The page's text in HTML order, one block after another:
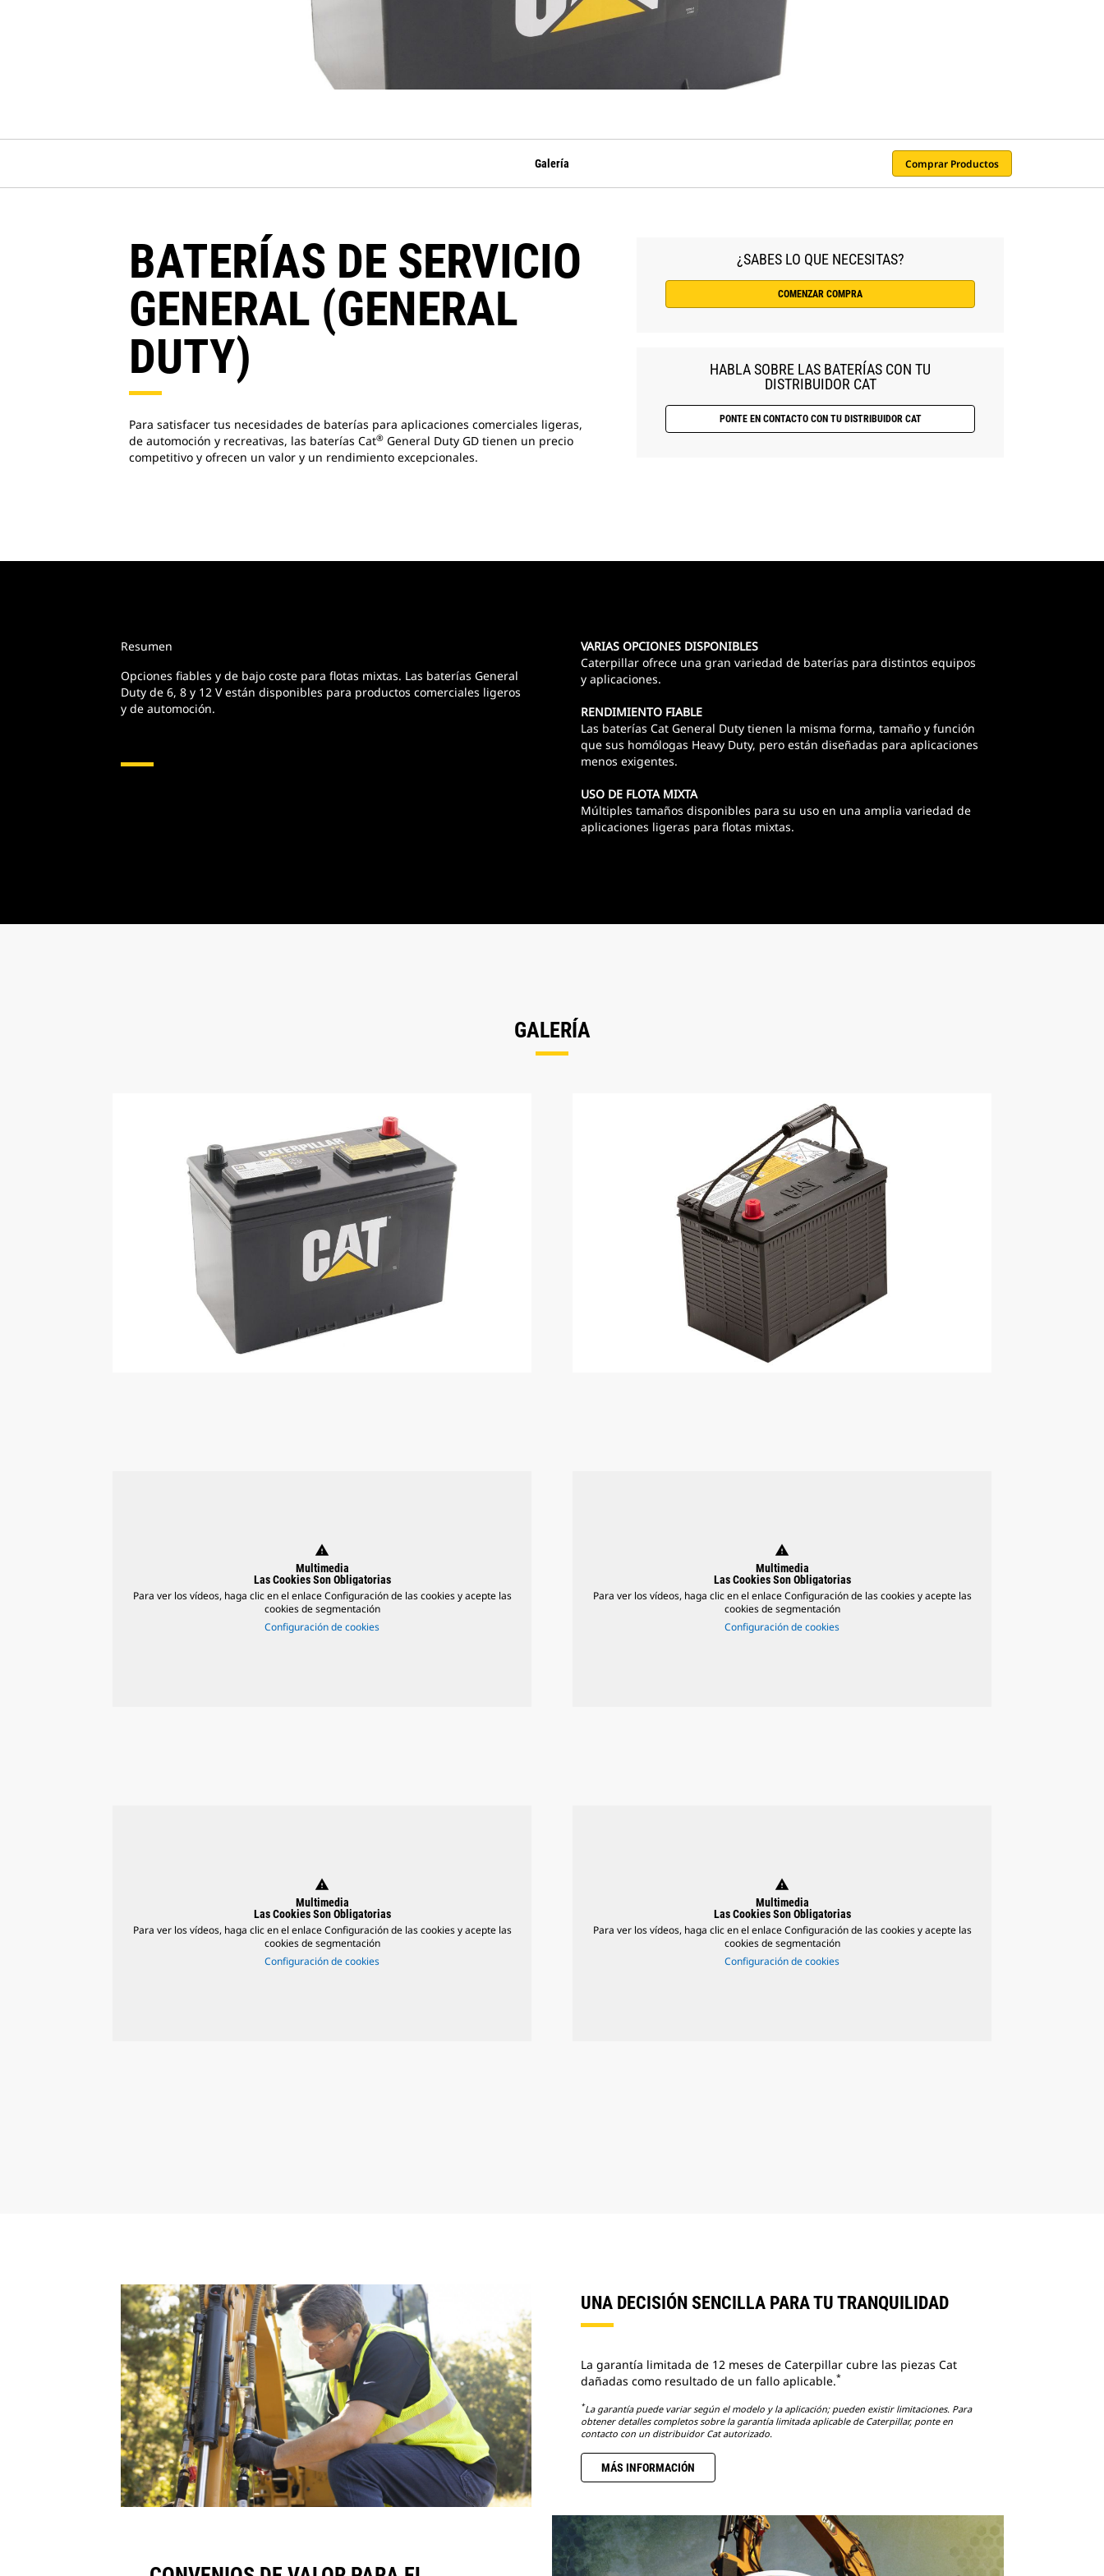
Galería Comprar Productos
BATERÍAS DE SERVICIO
GENERAL (GENERAL
DUTY)
Para satisfacer tus necesidades de baterías para aplicaciones comerciales ligeras,
de automoción y recreativas, las baterías Cat® General Duty GD tienen un precio
competitivo y ofrecen un valor y un rendimiento excepcionales.
¿SABES LO QUE NECESITAS?
COMENZAR COMPRA
HABLA SOBRE LAS BATERÍAS CON TU
DISTRIBUIDOR CAT
PONTE EN CONTACTO CON TU DISTRIBUIDOR CAT
Resumen
Opciones fiables y de bajo coste para flotas mixtas. Las baterías General
Duty de 6, 8 y 12 V están disponibles para productos comerciales ligeros
y de automoción.
VARIAS OPCIONES DISPONIBLES
Caterpillar ofrece una gran variedad de baterías para distintos equipos
y aplicaciones.
RENDIMIENTO FIABLE
Las baterías Cat General Duty tienen la misma forma, tamaño y función
que sus homólogas Heavy Duty, pero están diseñadas para aplicaciones
menos exigentes.
USO DE FLOTA MIXTA
Múltiples tamaños disponibles para su uso en una amplia variedad de
aplicaciones ligeras para flotas mixtas.
GALERÍA
warning
Multimedia
Las Cookies Son Obligatorias
Para ver los vídeos, haga clic en el enlace Configuración de las cookies y acepte las
cookies de segmentación
Configuración de cookies
warning
Multimedia
Las Cookies Son Obligatorias
Para ver los vídeos, haga clic en el enlace Configuración de las cookies y acepte las
cookies de segmentación
Configuración de cookies
warning
Multimedia
Las Cookies Son Obligatorias
Para ver los vídeos, haga clic en el enlace Configuración de las cookies y acepte las
cookies de segmentación
Configuración de cookies
warning
Multimedia
Las Cookies Son Obligatorias
Para ver los vídeos, haga clic en el enlace Configuración de las cookies y acepte las
cookies de segmentación
Configuración de cookies
UNA DECISIÓN SENCILLA PARA TU TRANQUILIDAD
La garantía limitada de 12 meses de Caterpillar cubre las piezas Cat
dañadas como resultado de un fallo aplicable.*
*La garantía puede variar según el modelo y la aplicación; pueden existir limitaciones. Para
obtener detalles completos sobre la garantía limitada aplicable de Caterpillar, ponte en
contacto con un distribuidor Cat autorizado.
MÁS INFORMACIÓN